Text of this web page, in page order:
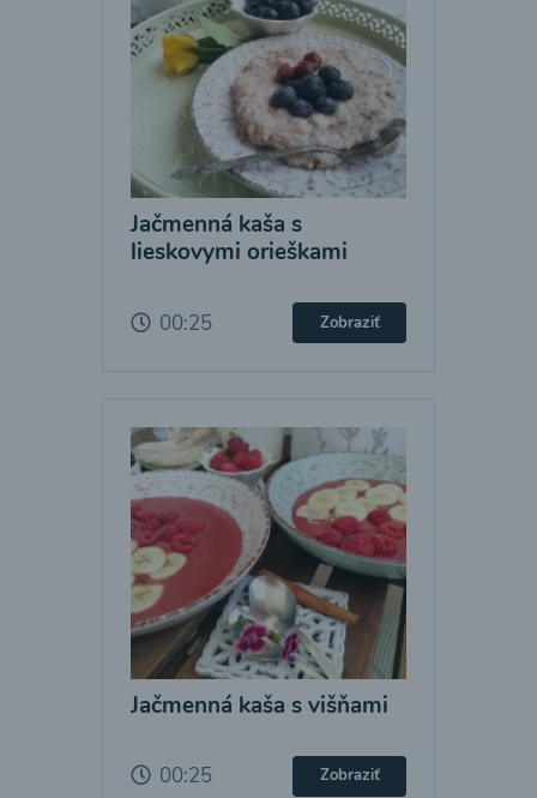
Jačmenná kaša s
lieskovymi orieškami
00:25 Zobraziť
Jačmenná kaša s višňami
00:25 Zobraziť